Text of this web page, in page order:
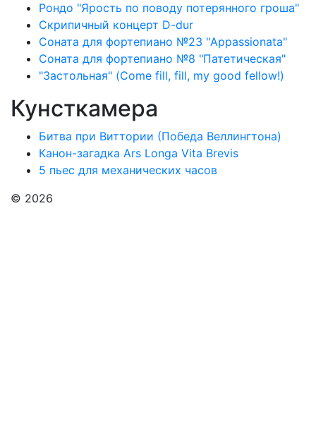
Рондо "Ярость по поводу потерянного гроша"
Скрипичный концерт D-dur
Соната для фортепиано №23 "Appassionata"
Соната для фортепиано №8 "Патетическая"
"Застольная" (Come fill, fill, my good fellow!)
Кунсткамера
Битва при Виттории (Победа Веллингтона)
Канон-загадка Ars Longa Vita Brevis
5 пьес для механических часов
© 2026